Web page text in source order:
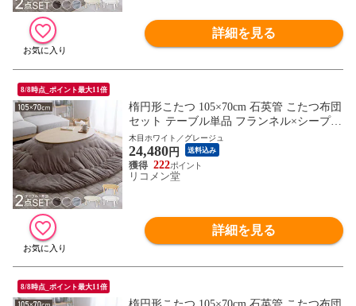
詳細を見る
8/8時点_ポイント最大11倍
楕円形こたつ 105×70cm 石英管 こたつ布団
セット テーブル単品 フランネル×シープボ
ア こたつテーブル 楕円形 こたつ テーブル
ヴィンテージ こたつ 掛け布団 センターテ
ーブル【送料無料】
木目ホワイト／グレージュ
24,480円 送料込み
222
リコメン堂
詳細を見る
8/8時点_ポイント最大11倍